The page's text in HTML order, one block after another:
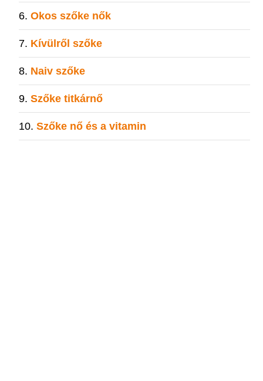
Okos szőke nők
Kívülről szőke
Naiv szőke
Szőke titkárnő
Szőke nő és a vitamin